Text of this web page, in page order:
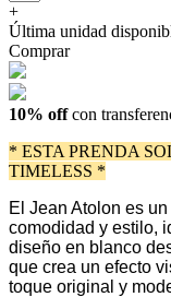
+
Última unidad
Comprar
10% offcon
* ESTA PRENDA
TIMELESS *
El Jean Atolon es
comodidad y estilo,
diseño en blanco
que crea un efecto
toque original y